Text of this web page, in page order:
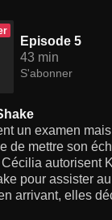
Episode 5
43 min
S'abonner
un examen
de mettre son
autorisent
pour assister
arrivant, elles